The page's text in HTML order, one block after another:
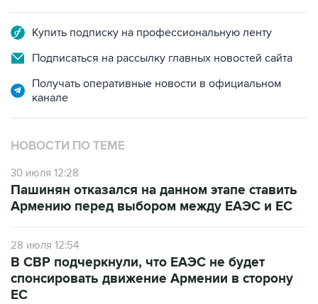
Купить подписку на профессиональную ленту
Подписаться на рассылку главных новостей сайта
Получать оперативные новости в официальном
канале
НОВОСТИ ПО ТЕМЕ
30 июля 12:28
Пашинян отказался на данном этапе ставить
Армению перед выбором между ЕАЭС и ЕС
28 июля 12:54
В СВР подчеркнули, что ЕАЭС не будет
спонсировать движение Армении в сторону
ЕС